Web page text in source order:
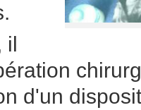
il
d'un